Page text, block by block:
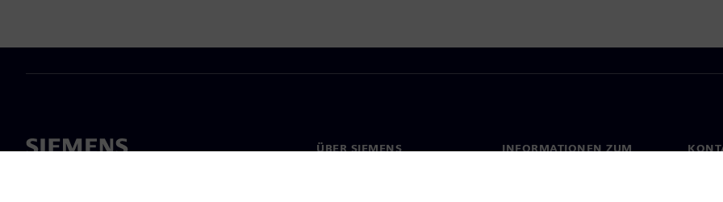
ÜBER SIEMENS
INFORMATIONEN ZUM